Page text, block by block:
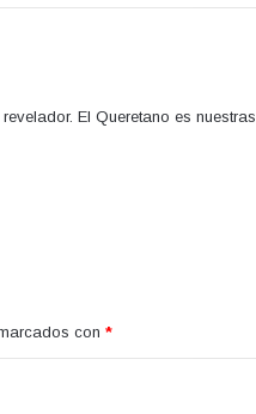
El Queretano es nuestras
con *